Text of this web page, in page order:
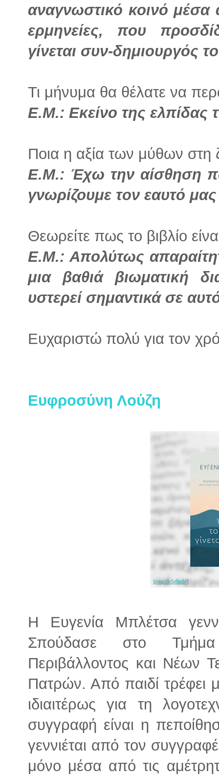
αναγνωστικό κοινό μέσα
ερμηνείες, που
γίνεται συν-δημιουργός
Τι μήνυμα θα θέλατε να
Ε.Μ.: Εκείνο της ελπίδας
Ποια η αξία των μύθων στη
Ε.Μ.: Έχω την αίσθηση
γνωρίζουμε τον εαυτό
Θεωρείτε πως το βιβλίο
Ε.Μ.: Απολύτως
μια βαθιά βιωματική
υστερεί σημαντικά σε
Ευχαριστώ πολύ για τον
Ευφροσύνη Λούζη
Η Ευγενία Μπλέτσα
Σπούδασε στο Τμήμα
Περιβάλλοντος και Νέων
Πατρών. Από παιδί τρέφει
ιδιαιτέρως για τη
συγγραφή είναι η
γεννιέται από τον
μόνο μέσα από τις